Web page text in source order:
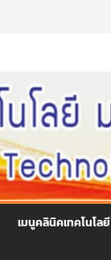
เมนูคลินิคเทคโนโลยี